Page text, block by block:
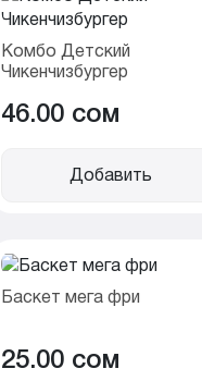
Комбо Детский
Чикенчизбургер
46.00 cом
Добавить
Баскет мега фри
25.00 cом